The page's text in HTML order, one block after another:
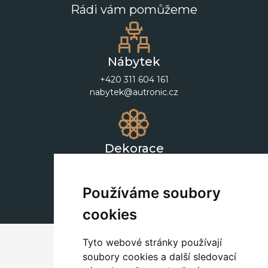
Používáme soubory
cookies
Tyto webové stránky používají
soubory cookies a další sledovací
Rádi vám pomůžeme
Nábytek
+420 311 604 161
nabytek@autronic.cz
Dekorace